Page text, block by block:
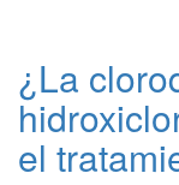
¿La
el